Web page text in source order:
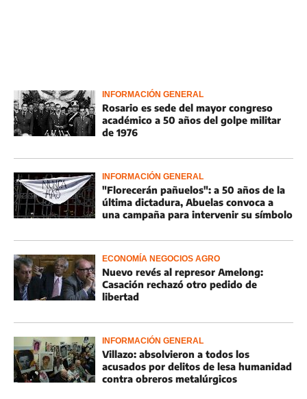
INFORMACIÓN GENERAL
Rosario es sede del mayor congreso
académico a 50 años del golpe militar
de 1976
INFORMACIÓN GENERAL
"Florecerán pañuelos": a 50 años de la
última dictadura, Abuelas convoca a
una campaña para intervenir su símbolo
ECONOMÍA NEGOCIOS AGRO
Nuevo revés al represor Amelong:
Casación rechazó otro pedido de
libertad
INFORMACIÓN GENERAL
Villazo: absolvieron a todos los
acusados por delitos de lesa humanidad
contra obreros metalúrgicos